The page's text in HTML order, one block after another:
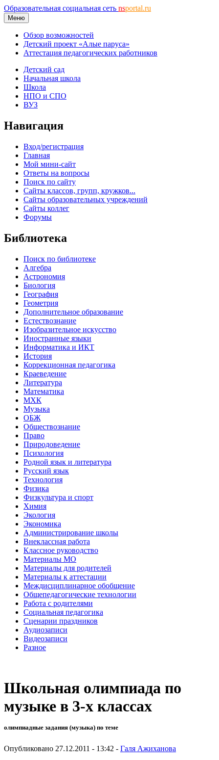
Образовательная социальная сеть nsportal.ru
Меню
Обзор возможностей
Детский проект «Алые паруса»
Аттестация педагогических работников
Детский сад
Начальная школа
Школа
НПО и СПО
ВУЗ
Навигация
Вход/регистрация
Главная
Мой мини-сайт
Ответы на вопросы
Поиск по сайту
Сайты классов, групп, кружков...
Сайты образовательных учреждений
Сайты коллег
Форумы
Библиотека
Поиск по библиотеке
Алгебра
Астрономия
Биология
География
Геометрия
Дополнительное образование
Естествознание
Изобразительное искусство
Иностранные языки
Информатика и ИКТ
История
Коррекционная педагогика
Краеведение
Литература
Математика
МХК
Музыка
ОБЖ
Обществознание
Право
Природоведение
Психология
Родной язык и литература
Русский язык
Технология
Физика
Физкультура и спорт
Химия
Экология
Экономика
Администрирование школы
Внеклассная работа
Классное руководство
Материалы МО
Материалы для родителей
Материалы к аттестации
Междисциплинарное обобщение
Общепедагогические технологии
Работа с родителями
Социальная педагогика
Сценарии праздников
Аудиозаписи
Видеозаписи
Разное
Школьная олимпиада по
музыке в 3-х классах
олимпиадные задания (музыка) по теме
Опубликовано 27.12.2011 - 13:42 - Галя Ажиханова